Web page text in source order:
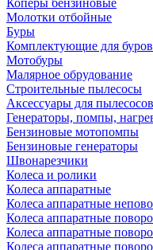
Коперы бензиновые
Молотки отбойные
Буры
Комплектующие для буров
Мотобуры
Малярное обрудование
Строительные пылесосы
Аксессуары для пылесосов
Генераторы, помпы,
Бензиновые мотопомпы
Бензиновые генераторы
Швонарезчики
Колеса и ролики
Колеса аппаратные
Колеса аппаратные
Колеса аппаратные
Колеса аппаратные
Колеса аппаратные